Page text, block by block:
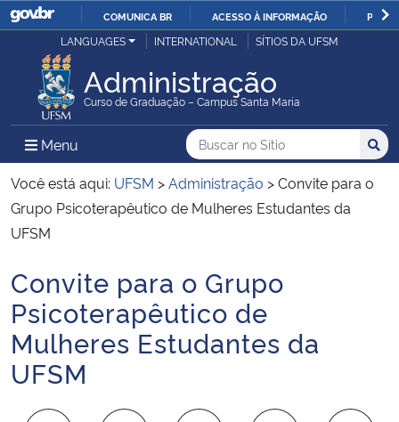
IR
O
COMUNICA BR ACESSO À INFORMAÇÃO
Ministério da Justiça e Segurança Pública
Ministério da Defesa
Ministério das Relações Exteriores
Ministério da Economia
Ministério da Infraestrutura
Ministério da Agricultura, Pecuária e Abastecimento
Ministério da Educação
Ministério da Cidadania
LANGUAGES INTERNATIONAL SÍTIOS DA UFSM
Administração
Curso de Graduação – Campus Santa Maria
Menu Menu Principal do Sítio
Busca
Buscar no no Sítio
Busca:
Você está aqui: UFSM >Administração >Convite para o
Grupo Psicoterapêutico de Mulheres Estudantes da
UFSM
Início do conteúdo
Convite para o Grupo
Psicoterapêutico de
Mulheres Estudantes da
UFSM